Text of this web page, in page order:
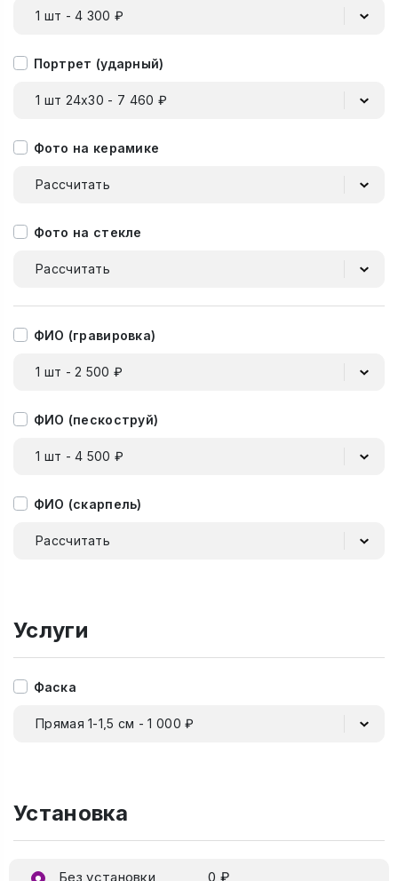
1 шт - 4 300 ₽
Портрет (ударный)
1 шт 24х30 - 7 460 ₽
Фото на керамике
Рассчитать
Фото на стекле
Рассчитать
ФИО (гравировка)
1 шт - 2 500 ₽
ФИО (пескоструй)
1 шт - 4 500 ₽
ФИО (скарпель)
Рассчитать
Услуги
Фаска
Прямая 1-1,5 см - 1 000 ₽
Установка
Без установки 0 ₽